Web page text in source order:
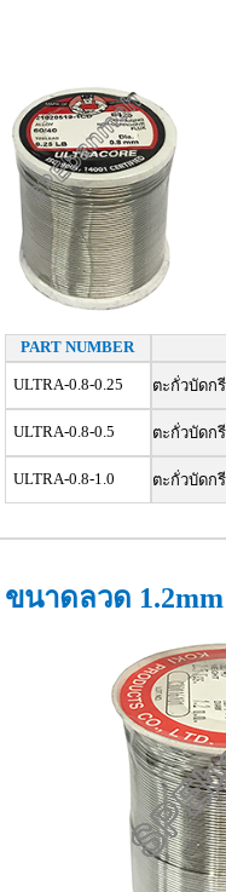
PART NUMBER
ULTRA-0.8-0.25 ตะกั่วบัดก
ULTRA-0.8-0.5 ตะกั่วบัดก
ULTRA-0.8-1.0 ตะกั่วบัดก
ขนาดลวด 1.2mm